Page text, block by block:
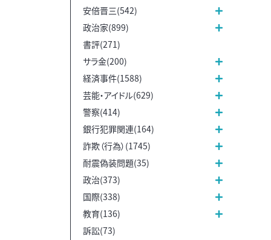
安倍晋三(542)
政治家(899)
書評(271)
サラ金(200)
経済事件(1588)
芸能・アイドル(629)
警察(414)
銀行犯罪関連(164)
詐欺（行為）(1745)
耐震偽装問題(35)
政治(373)
国際(338)
教育(136)
訴訟(73)